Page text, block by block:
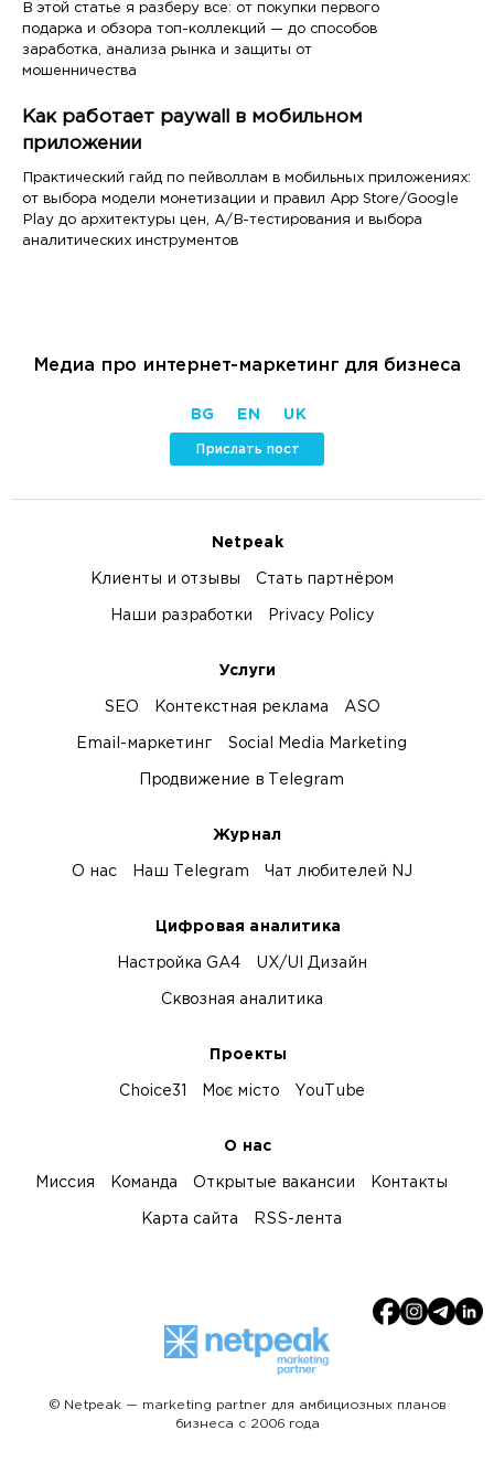
В этой статье я разберу все: от покупки первого
подарка и обзора топ-коллекций — до способов
заработка, анализа рынка и защиты от
мошенничества
Как работает paywall в мобильном
приложении
Практический гайд по пейволлам в мобильных приложениях:
от выбора модели монетизации и правил App Store/Google
Play до архитектуры цен, A/B-тестирования и выбора
аналитических инструментов
Медиа про интернет-маркетинг для бизнеса
BG EN UK
Прислать пост
Netpeak
Клиенты и отзывы Стать партнёром
Наши разработки Privacy Policy
Услуги
SEO Контекстная реклама ASO
Email-маркетинг Social Media Marketing
Продвижение в Telegram
Журнал
О нас Наш Telegram Чат любителей NJ
Цифровая аналитика
Настройка GA4 UX/UI Дизайн
Сквозная аналитика
Проекты
Choice31 Моє місто YouTube
О нас
Миссия Команда Открытые вакансии Контакты
Карта сайта RSS-лента
© Netpeak — marketing partner для амбициозных планов
бизнеса с 2006 года